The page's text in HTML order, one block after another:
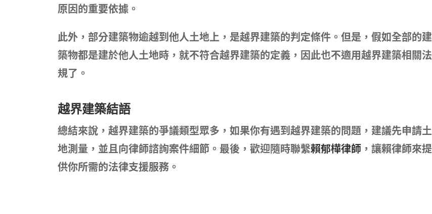
原因的重要依據。
此外，部分建築物逾越到他人土地上，是越界建築的判定條件。但是，假如全部的建
築物都是建於他人土地時，就不符合越界建築的定義，因此也不適用越界建築相關法
規了。
越界建築結語
總結來說，越界建築的爭議類型眾多，如果你有遇到越界建築的問題，建議先申請土
地測量，並且向律師諮詢案件細節。最後，歡迎隨時聯繫賴郁樺律師 ，讓賴律師來提
供你所需的法律支援服務。